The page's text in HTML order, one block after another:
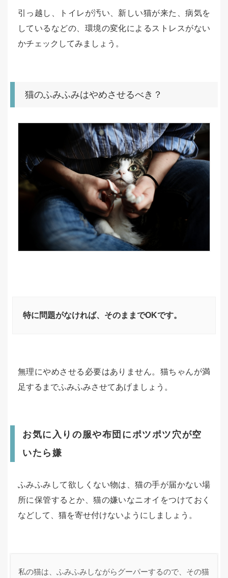
引っ越し、トイレが汚い、新しい猫が来た、病気を
しているなどの、環境の変化によるストレスがない
かチェックしてみましょう。
猫のふみふみはやめさせるべき？
特に問題がなければ、そのままでOKです。
無理にやめさせる必要はありません。猫ちゃんが満
足するまでふみふみさせてあげましょう。
お気に入りの服や布団にポツポツ穴が空
いたら嫌
ふみふみして欲しくない物は、猫の手が届かない場
所に保管するとか、猫の嫌いなニオイをつけておく
などして、猫を寄せ付けないようにしましょう。
私の猫は、ふみふみしながらグーパーするので、その猫